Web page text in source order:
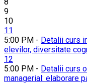
9
10
11
5:00 PM - Detalii curs
elevilor, diversitate
12
5:00 PM - Detalii curs
managerial: elaborare